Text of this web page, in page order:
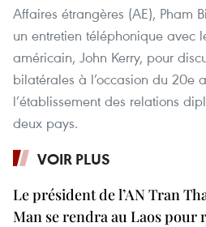
Affaires étrangères (AE), Pham
un entretien téléphonique avec
américain, John Kerry, pour
bilatérales à l’occasion du 20e
l’établissement des relations
deux pays.
VOIR PLUS
Le président de l’AN Tran
Man se rendra au Laos pour